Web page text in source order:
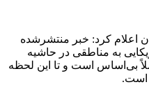
اعلام کرد: خبر منتشرشده
به مناطقی در حاشیه
بی‌اساس است و تا این لحظه
است.